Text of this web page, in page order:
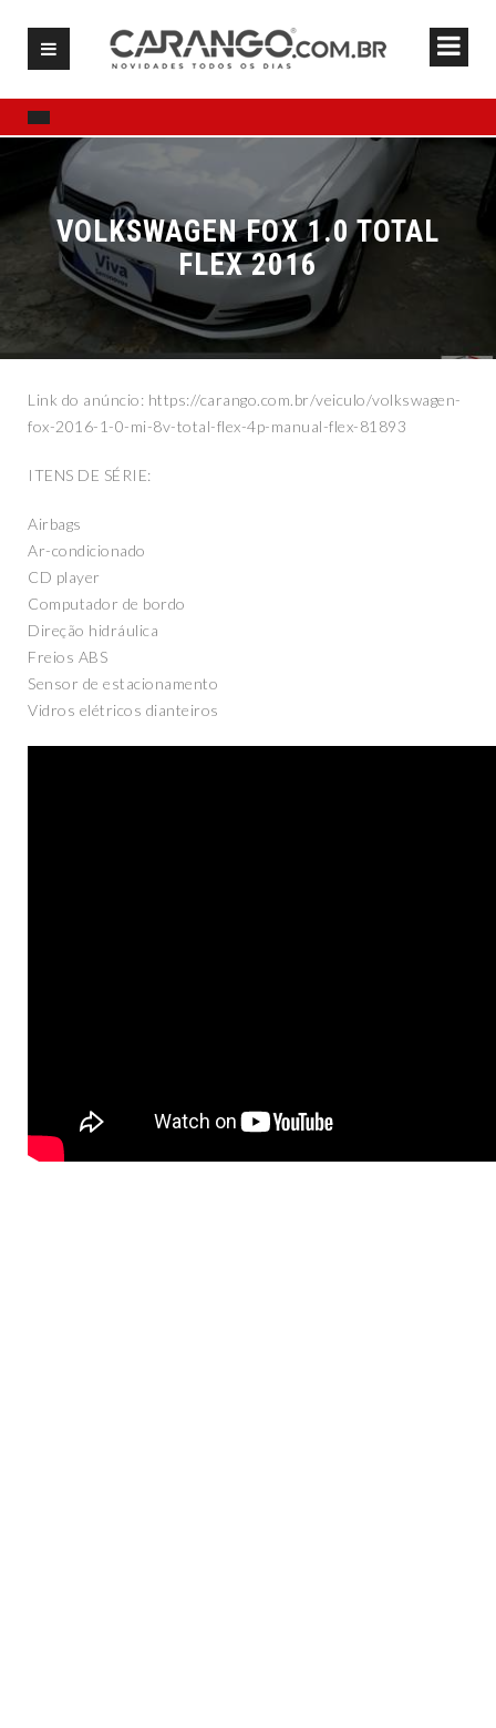
VOLKSWAGEN FOX 1.0 TOTAL
FLEX 2016
Link do anúncio: https://carango.com.br/veiculo/volkswagen-
fox-2016-1-0-mi-8v-total-flex-4p-manual-flex-81893
ITENS DE SÉRIE:
Airbags
Ar-condicionado
CD player
Computador de bordo
Direção hidráulica
Freios ABS
Sensor de estacionamento
Vidros elétricos dianteiros